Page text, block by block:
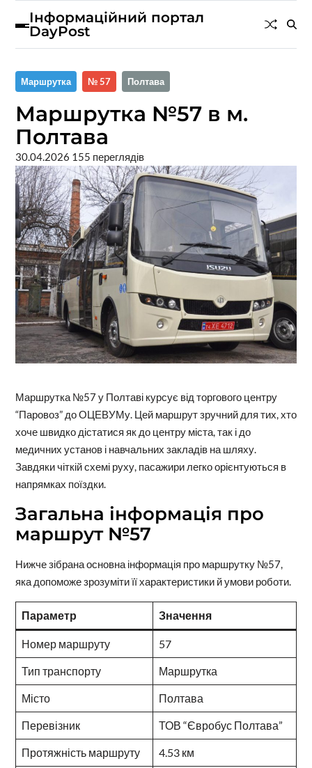
Інформаційний портал
DayPost
Маршрутка № 57 Полтава
Маршрутка №57 в м.
Полтава
30.04.2026 155 переглядів
Маршрутка №57 у Полтаві курсує від торгового центру
“Паровоз” до ОЦЕВУМу. Цей маршрут зручний для тих, хто
хоче швидко дістатися як до центру міста, так і до
медичних установ і навчальних закладів на шляху.
Завдяки чіткій схемі руху, пасажири легко орієнтуються в
напрямках поїздки.
Загальна інформація про
маршрут №57
Нижче зібрана основна інформація про маршрутку №57,
яка допоможе зрозуміти її характеристики й умови роботи.
Параметр Значення
Номер маршруту 57
Тип транспорту Маршрутка
Місто Полтава
Перевізник ТОВ “Євробус Полтава”
Протяжність маршруту 4.53 км